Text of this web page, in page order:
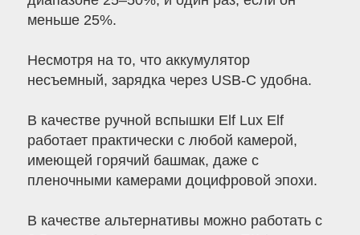
меньше 25%.
Несмотря на то, что аккумулятор
несъемный, зарядка через USB-C удобна.
В качестве ручной вспышки Elf Lux Elf ​​
работает практически с любой камерой,
имеющей горячий башмак, даже с
пленочными камерами доцифровой эпохи.
В качестве альтернативы можно работать с